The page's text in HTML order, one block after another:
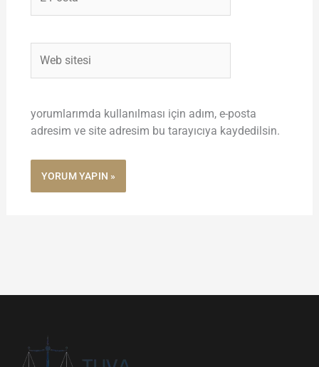
Posta*
sitesi
yorumlarımda kullanılması için adım, e-posta
adresim ve site adresim bu tarayıcıya kaydedilsin.